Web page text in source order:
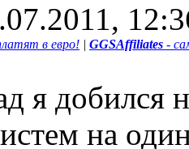
в евро! | GGSAffiliates -
я добился
на